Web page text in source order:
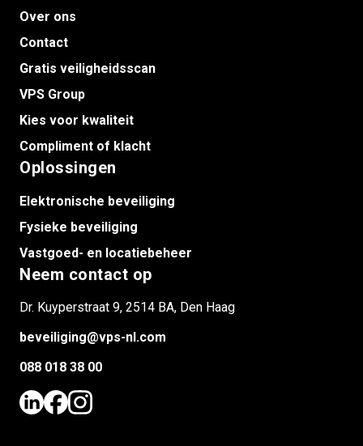
Over ons
Contact
Gratis veiligheidsscan
VPS Group
Kies voor kwaliteit
Compliment of klacht
Oplossingen
Elektronische beveiliging
Fysieke beveiliging
Vastgoed- en locatiebeheer
Neem contact op
Dr. Kuyperstraat 9, 2514 BA, Den Haag
beveiliging@vps-nl.com
088 018 38 00